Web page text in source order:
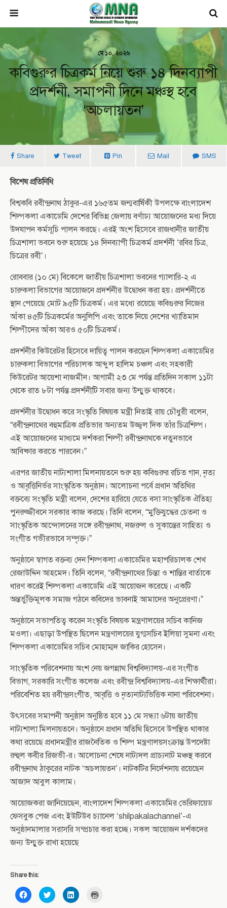
মে ১০, ২০২৬
কবিগুরুর চিত্রকর্ম নিয়ে শুরু ১৪ দিনব্যাপী
প্রদর্শনী, সমাপনী দিনে মঞ্চস্থ হবে
‘অচলায়তন’
Share Tweet Pin Mail SMS
বিশেষ প্রতিনিধি
বিশ্বকবি রবীন্দ্রনাথ ঠাকুর-এর ১৬৫তম জন্মবার্ষিকী উপলক্ষে বাংলাদেশ
শিল্পকলা একাডেমি দেশের বিভিন্ন জেলায় বর্ণাঢ্য আয়োজনের মধ্য দিয়ে
উদযাপন কর্মসূচি পালন করছে। এরই অংশ হিসেবে রাজধানীর জাতীয়
চিত্রশালা ভবনে শুরু হয়েছে ১৪ দিনব্যাপী চিত্রকর্ম প্রদর্শনী ‘রবির চিত্র,
চিত্রের রবী’।
রোববার (১০ মে) বিকেলে জাতীয় চিত্রশালা ভবনের গ্যালারি-২ এ
চারুকলা বিভাগের আয়োজনে প্রদর্শনীর উদ্বোধন করা হয়। প্রদর্শনীতে
স্থান পেয়েছে মোট ৯৫টি চিত্রকর্ম। এর মধ্যে রয়েছে কবিগুরুর নিজের
আঁকা ৪৫টি চিত্রকর্মের অনুলিপি এবং তাকে নিয়ে দেশের খ্যাতিমান
শিল্পীদের আঁকা আরও ৫০টি চিত্রকর্ম।
প্রদর্শনীর কিউরেটর হিসেবে দায়িত্ব পালন করছেন শিল্পকলা একাডেমির
চারুকলা বিভাগের পরিচালক আব্দুল হালিম চঞ্চল এবং সহকারী
কিউরেটর আয়েশা নাজমীন। আগামী ২৩ মে পর্যন্ত প্রতিদিন সকাল ১১টা
থেকে রাত ৮টা পর্যন্ত প্রদর্শনীটি সবার জন্য উন্মুক্ত থাকবে।
প্রদর্শনীর উদ্বোধন করে সংস্কৃতি বিষয়ক মন্ত্রী নিতাই রায় চৌধুরী বলেন,
“রবীন্দ্রনাথের বহুমাত্রিক প্রতিভার অন্যতম উজ্জ্বল দিক তাঁর চিত্রশিল্প।
এই আয়োজনের মাধ্যমে দর্শকরা শিল্পী রবীন্দ্রনাথকে নতুনভাবে
আবিষ্কার করতে পারবেন।”
এরপর জাতীয় নাট্যশালা মিলনায়তনে শুরু হয় কবিগুরুর রচিত গান, নৃত্য
ও আবৃত্তিনির্ভর সাংস্কৃতিক অনুষ্ঠান। আলোচনা পর্বে প্রধান অতিথির
বক্তব্যে সংস্কৃতি মন্ত্রী বলেন, দেশের হারিয়ে যেতে বসা সাংস্কৃতিক ঐতিহ্য
পুনরুজ্জীবনে সরকার কাজ করছে। তিনি বলেন, “মুক্তিযুদ্ধের চেতনা ও
সাংস্কৃতিক আন্দোলনের সঙ্গে রবীন্দ্রনাথ, নজরুল ও সুকান্তের সাহিত্য ও
সংগীত গভীরভাবে সম্পৃক্ত।”
অনুষ্ঠানে স্বাগত বক্তব্য দেন শিল্পকলা একাডেমির মহাপরিচালক শেখ
রেজাউদ্দিন আহমেদ। তিনি বলেন, “রবীন্দ্রনাথের চিন্তা ও শান্তির বার্তাকে
ধারণ করেই শিল্পকলা একাডেমি এই আয়োজন করেছে। একটি
অন্তর্ভুক্তিমূলক সমাজ গঠনে কবিদের ভাবনাই আমাদের অনুপ্রেরণা।”
অনুষ্ঠানে সভাপতিত্ব করেন সংস্কৃতি বিষয়ক মন্ত্রণালয়ের সচিব কানিজ
মওলা। এছাড়া উপস্থিত ছিলেন মন্ত্রণালয়ের যুগ্মসচিব ইলিয়া সুমনা এবং
শিল্পকলা একাডেমির সচিব মোহাম্মদ জাকির হোসেন।
সাংস্কৃতিক পরিবেশনায় অংশ নেয় জগন্নাথ বিশ্ববিদ্যালয়-এর সংগীত
বিভাগ, সরকারি সংগীত কলেজ এবং রবীন্দ্র বিশ্ববিদ্যালয়-এর শিক্ষার্থীরা।
পরিবেশিত হয় রবীন্দ্রসংগীত, আবৃত্তি ও নৃত্যনাট্যভিত্তিক নানা পরিবেশনা।
উৎসবের সমাপনী অনুষ্ঠান অনুষ্ঠিত হবে ১১ মে সন্ধ্যা ৬টায় জাতীয়
নাট্যশালা মিলনায়তনে। অনুষ্ঠানে প্রধান অতিথি হিসেবে উপস্থিত থাকার
কথা রয়েছে প্রধানমন্ত্রীর রাজনৈতিক ও শিল্প মন্ত্রণালয়সংক্রান্ত উপদেষ্টা
রুহুল কবীর রিজভী-র। আলোচনা শেষে নাট্যদল প্রাচ্যনাট মঞ্চস্থ করবে
রবীন্দ্রনাথ ঠাকুরের নাটক ‘অচলায়তন’। নাটকটির নির্দেশনায় রয়েছেন
আজাদ আবুল কালাম।
আয়োজকরা জানিয়েছেন, বাংলাদেশ শিল্পকলা একাডেমির ভেরিফায়েড
ফেসবুক পেজ এবং ইউটিউব চ্যানেল ‘shilpakalachannel’-এ
অনুষ্ঠানমালার সরাসরি সম্প্রচার করা হচ্ছে। সকল আয়োজন দর্শকদের
জন্য উন্মুক্ত রাখা হয়েছে
Share this:
C
l
C
l
C
l